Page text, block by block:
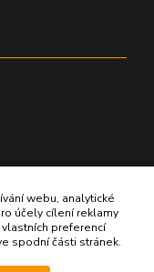
webu, analytické
účely cílení reklamy
preferencí
spodní části stránek.